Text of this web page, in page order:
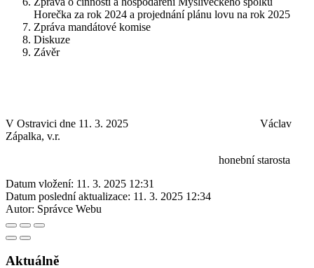
Horečka za rok 2024 a projednání plánu lovu na rok 2025
Zpráva mandátové komise
Diskuze
Závěr
V Ostravici dne 11. 3. 2025 Václav
Zápalka, v.r.
honební starosta
Datum vložení: 11. 3. 2025 12:31
Datum poslední aktualizace: 11. 3. 2025 12:34
Autor: Správce Webu
Aktuálně